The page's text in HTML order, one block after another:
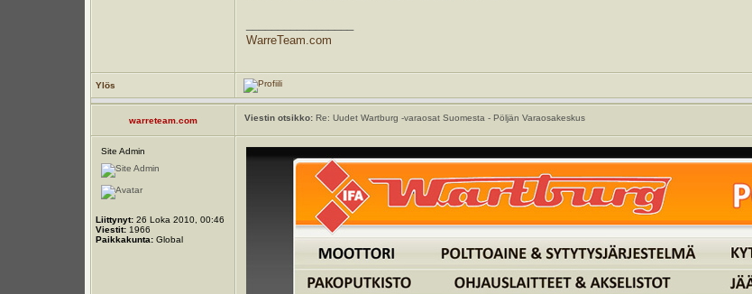
WarreTeam.com
Ylös
warreteam.com Viestin otsikko: Re: Uudet Wartburg -varaosat Suomesta - Pöljän Varaosakeskus
Site Admin
Liittynyt: 26 Loka 2010, 00:46
Viestit: 1966
Paikkakunta: Global